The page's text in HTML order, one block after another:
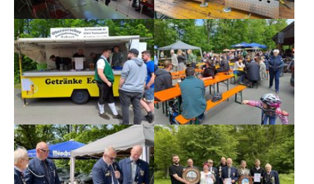
Show larger version Show larger version
Show larger version Show larger version